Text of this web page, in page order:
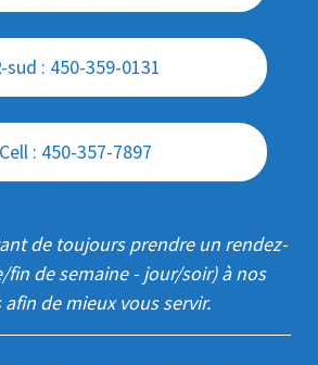
sud : 450-359-0131
Cell : 450-357-7897
de toujours prendre un rendez-
fin de semaine - jour/soir) à nos
de mieux vous servir.